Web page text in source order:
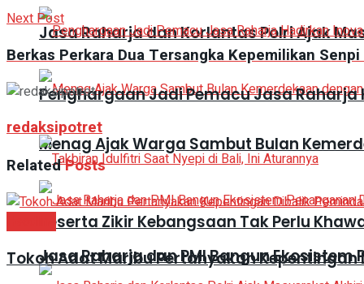
Jasa Raharja dan Korlantas Polri Ajak
Menag Ajak Warga Sambut Bulan
Jasa Raharja dan PMI Bangun
Penghargaan Jadi Pemacu Jasa
Peserta Zikir Kebangsaan Tak Perlu
Next Post
Berkas Perkara Dua Tersangka Kepemilikan
redaksipotret
RelatedPosts
Tokoh Adat Maribu Pertanyakan